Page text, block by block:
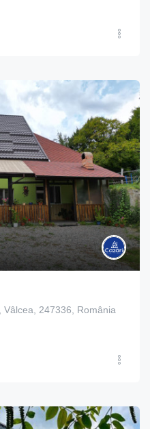
247336, România